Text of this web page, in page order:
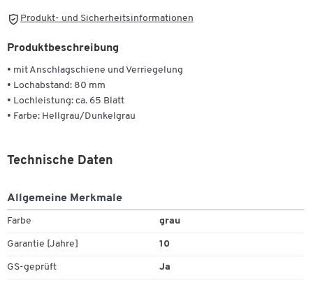
Produkt- und Sicherheitsinformationen
Produktbeschreibung
• mit Anschlagschiene und Verriegelung
• Lochabstand: 80 mm
• Lochleistung: ca. 65 Blatt
• Farbe: Hellgrau/Dunkelgrau
Technische Daten
Allgemeine Merkmale
Farbe grau
Garantie [Jahre] 10
GS-geprüft Ja